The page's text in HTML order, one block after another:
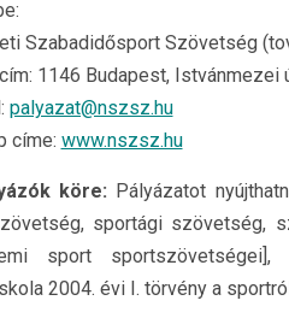
Szabadidősport Szövetség
1146 Budapest, Istvánmezei
palyazat@nszsz.hu
címe: www.nszsz.hu
köre: Pályázatot
sportági szövetség,
sport sportszövetségei],
2004. évi I. törvény a